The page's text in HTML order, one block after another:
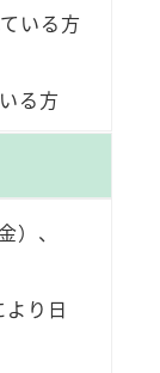
いる方
る方
、
り日